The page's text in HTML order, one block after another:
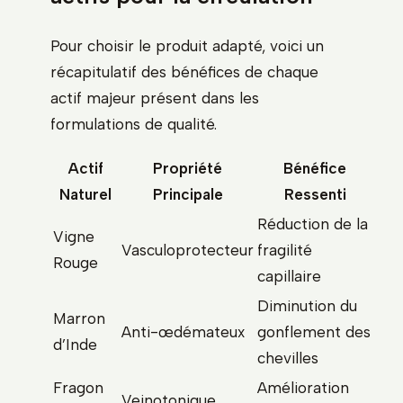
Pour choisir le produit adapté, voici un
récapitulatif des bénéfices de chaque
actif majeur présent dans les
formulations de qualité.
Actif
Naturel
Propriété
Principale
Bénéfice
Ressenti
Vigne
Rouge
Vasculoprotecteur
Réduction de la
fragilité
capillaire
Marron
d’Inde
Anti-œdémateux
Diminution du
gonflement des
chevilles
Fragon
Amélioration